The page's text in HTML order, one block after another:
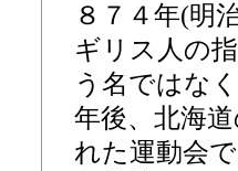
８７４年(明
ギリス人の
う名ではな
年後、北海
れた運動会